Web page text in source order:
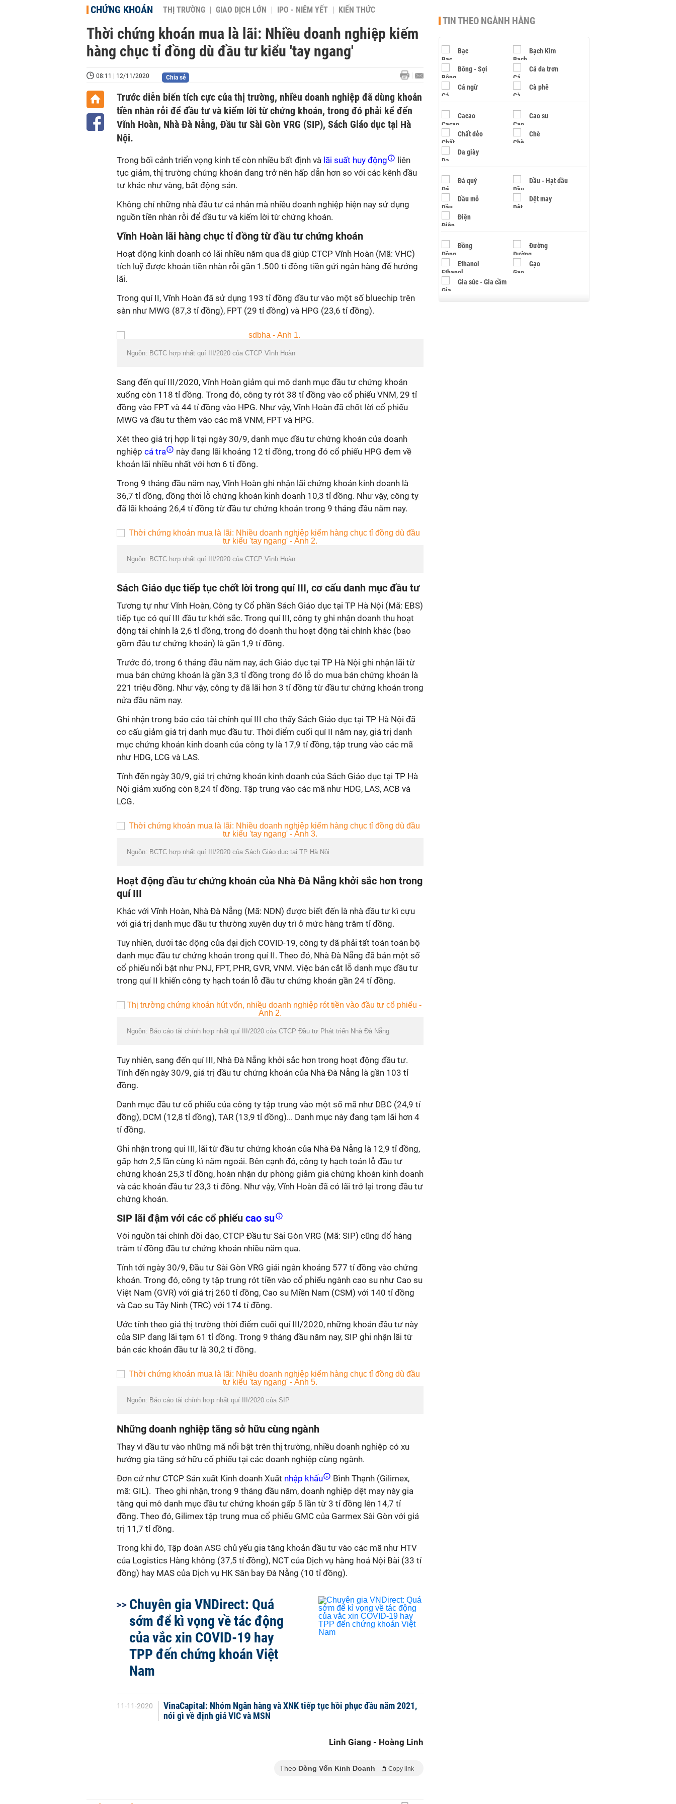
CHỨNG KHOÁN THỊ TRƯỜNG GIAO DỊCH LỚN IPO - NIÊM YẾT KIẾN THỨC
Thời chứng khoán mua là lãi: Nhiều doanh nghiệp kiếm
hàng chục tỉ đồng dù đầu tư kiểu 'tay ngang'
08:11 | 12/11/2020 Chia sẻ
Trước diễn biến tích cực của thị trường, nhiều doanh nghiệp đã dùng khoản
tiền nhàn rỗi để đầu tư và kiếm lời từ chứng khoán, trong đó phải kể đến
Vĩnh Hoàn, Nhà Đà Nẵng, Đầu tư Sài Gòn VRG (SIP), Sách Giáo dục tại Hà
Nội.
Trong bối cảnh triển vọng kinh tế còn nhiều bất định và lãi suất huy động
liên
tục giảm, thị trường chứng khoán đang trở nên hấp dẫn hơn so với các kênh đầu
tư khác như vàng, bất động sản.
Không chỉ những nhà đầu tư cá nhân mà nhiều doanh nghiệp hiện nay sử dụng
nguồn tiền nhàn rỗi để đầu tư và kiếm lời từ chứng khoán.
Vĩnh Hoàn lãi hàng chục tỉ đồng từ đầu tư chứng khoán
Hoạt động kinh doanh có lãi nhiều năm qua đã giúp CTCP Vĩnh Hoàn (Mã: VHC)
tích luỹ được khoản tiền nhàn rỗi gần 1.500 tỉ đồng tiền gửi ngân hàng để hưởng
lãi.
Trong quí II, Vĩnh Hoàn đã sử dụng 193 tỉ đồng đầu tư vào một số bluechip trên
sàn như MWG (87,3 tỉ đồng), FPT (29 tỉ đồng) và HPG (23,6 tỉ đồng).
Nguồn: BCTC hợp nhất quí III/2020 của CTCP Vĩnh Hoàn
Sang đến quí III/2020, Vĩnh Hoàn giảm qui mô danh mục đầu tư chứng khoán
xuống còn 118 tỉ đồng. Trong đó, công ty rót 38 tỉ đồng vào cổ phiếu VNM, 29 tỉ
đồng vào FPT và 44 tỉ đồng vào HPG. Như vậy, Vĩnh Hoàn đã chốt lời cổ phiếu
MWG và đầu tư thêm vào các mã VNM, FPT và HPG.
Xét theo giá trị hợp lí tại ngày 30/9, danh mục đầu tư chứng khoán của doanh
nghiệp cá tra
này đang lãi khoảng 12 tỉ đồng, trong đó cổ phiếu HPG đem về
khoản lãi nhiều nhất với hơn 6 tỉ đồng.
Trong 9 tháng đầu năm nay, Vĩnh Hoàn ghi nhận lãi chứng khoán kinh doanh là
36,7 tỉ đồng, đồng thời lỗ chứng khoán kinh doanh 10,3 tỉ đồng. Như vậy, công ty
đã lãi khoảng 26,4 tỉ đồng từ đầu tư chứng khoán trong 9 tháng đầu năm nay.
Nguồn: BCTC hợp nhất quí III/2020 của CTCP Vĩnh Hoàn
Sách Giáo dục tiếp tục chốt lời trong quí III, cơ cấu danh mục đầu tư
Tương tự như Vĩnh Hoàn, Công ty Cổ phần Sách Giáo dục tại TP Hà Nội (Mã: EBS)
tiếp tục có quí III đầu tư khởi sắc. Trong quí III, công ty ghi nhận doanh thu hoạt
động tài chính là 2,6 tỉ đồng, trong đó doanh thu hoạt động tài chính khác (bao
gồm đầu tư chứng khoán) là gần 1,9 tỉ đồng.
Trước đó, trong 6 tháng đầu năm nay, ách Giáo dục tại TP Hà Nội ghi nhận lãi từ
mua bán chứng khoán là gần 3,3 tỉ đồng trong đó lỗ do mua bán chứng khoán là
221 triệu đồng. Như vậy, công ty đã lãi hơn 3 tỉ đồng từ đầu tư chứng khoán trong
nửa đầu năm nay.
Ghi nhận trong báo cáo tài chính quí III cho thấy Sách Giáo dục tại TP Hà Nội đã
cơ cấu giảm giá trị danh mục đầu tư. Thời điểm cuối quí II năm nay, giá trị danh
mục chứng khoán kinh doanh của công ty là 17,9 tỉ đồng, tập trung vào các mã
như HDG, LCG và LAS.
Tính đến ngày 30/9, giá trị chứng khoán kinh doanh của Sách Giáo dục tại TP Hà
Nội giảm xuống còn 8,24 tỉ đồng. Tập trung vào các mã như HDG, LAS, ACB và
LCG.
Nguồn: BCTC hợp nhất quí III/2020 của Sách Giáo dục tại TP Hà Nội
Hoạt động đầu tư chứng khoán của Nhà Đà Nẵng khởi sắc hơn trong
quí III
Khác với Vĩnh Hoàn, Nhà Đà Nẵng (Mã: NDN) được biết đến là nhà đầu tư kì cựu
với giá trị danh mục đầu tư thường xuyên duy trì ở mức hàng trăm tỉ đồng.
Tuy nhiên, dưới tác động của đại dịch COVID-19, công ty đã phải tất toán toàn bộ
danh mục đầu tư chứng khoán trong quí II. Theo đó, Nhà Đà Nẵng đã bán một số
cổ phiếu nổi bật như PNJ, FPT, PHR, GVR, VNM. Việc bán cắt lỗ danh mục đầu tư
trong quí II khiến công ty hạch toán lỗ đầu tư chứng khoán gần 24 tỉ đồng.
Nguồn: Báo cáo tài chính hợp nhất quí III/2020 của CTCP Đầu tư Phát triển Nhà Đà Nẵng
Tuy nhiên, sang đến quí III, Nhà Đà Nẵng khởi sắc hơn trong hoạt động đầu tư.
Tính đến ngày 30/9, giá trị đầu tư chứng khoán của Nhà Đà Nẵng là gần 103 tỉ
đồng.
Danh mục đầu tư cổ phiếu của công ty tập trung vào một số mã như DBC (24,9 tỉ
đồng), DCM (12,8 tỉ đồng), TAR (13,9 tỉ đồng)... Danh mục này đang tạm lãi hơn 4
tỉ đồng.
Ghi nhận trong qui III, lãi từ đầu tư chứng khoán của Nhà Đà Nẵng là 12,9 tỉ đồng,
gấp hơn 2,5 lần cùng kì năm ngoái. Bên cạnh đó, công ty hạch toán lỗ đầu tư
chứng khoán 25,3 tỉ đồng, hoàn nhận dự phòng giảm giá chứng khoán kinh doanh
và các khoản đầu tư 23,3 tỉ đồng. Như vậy, Vĩnh Hoàn đã có lãi trở lại trong đầu tư
chứng khoán.
SIP lãi đậm với các cổ phiếu cao su
Với nguồn tài chính dồi dào, CTCP Đầu tư Sài Gòn VRG (Mã: SIP) cũng đổ hàng
trăm tỉ đồng đầu tư chứng khoán nhiều năm qua.
Tính tới ngày 30/9, Đầu tư Sài Gòn VRG giải ngân khoảng 577 tỉ đồng vào chứng
khoán. Trong đó, công ty tập trung rót tiền vào cổ phiếu ngành cao su như Cao su
Việt Nam (GVR) với giá trị 260 tỉ đồng, Cao su Miền Nam (CSM) với 140 tỉ đồng
và Cao su Tây Ninh (TRC) với 174 tỉ đồng.
Ước tính theo giá thị trường thời điểm cuối quí III/2020, những khoản đầu tư này
của SIP đang lãi tạm 61 tỉ đồng. Trong 9 tháng đầu năm nay, SIP ghi nhận lãi từ
bán các khoản đầu tư là 30,2 tỉ đồng.
Nguồn: Báo cáo tài chính hợp nhất quí III/2020 của SIP
Những doanh nghiệp tăng sở hữu cùng ngành
Thay vì đầu tư vào những mã nổi bật trên thị trường, nhiều doanh nghiệp có xu
hướng gia tăng sở hữu cổ phiếu tại các doanh nghiệp cùng ngành.
Đơn cử như CTCP Sản xuất Kinh doanh Xuất nhập khẩu
Bình Thạnh (Gilimex,
mã: GIL). Theo ghi nhận, trong 9 tháng đầu năm, doanh nghiệp dệt may này gia
tăng qui mô danh mục đầu tư chứng khoán gấp 5 lần từ 3 tỉ đồng lên 14,7 tỉ
đồng. Theo đó, Gilimex tập trung mua cổ phiếu GMC của Garmex Sài Gòn với giá
trị 11,7 tỉ đồng.
Trong khi đó, Tập đoàn ASG chủ yếu gia tăng khoản đầu tư vào các mã như HTV
của Logistics Hàng không (37,5 tỉ đồng), NCT của Dịch vụ hàng hoá Nội Bài (33 tỉ
đồng) hay MAS của Dịch vụ HK Sân bay Đà Nẵng (10 tỉ đồng).
Chuyên gia VNDirect: Quá
sớm để kì vọng về tác động
của vắc xin COVID-19 hay
TPP đến chứng khoán Việt
Nam
11-11-2020
VinaCapital: Nhóm Ngân hàng và XNK tiếp tục hồi phục đầu năm 2021,
nói gì về định giá VIC và MSN
Linh Giang - Hoàng Linh
Theo Dòng Vốn Kinh Doanh Copy link
TIN THEO NGÀNH HÀNG
Bạc Bạch Kim
Bông - Sợi Cá da trơn
Cá ngừ Cà phê
Cacao Cao su
Chất dẻo Chè
Da giày
Đá quý Dầu - Hạt dầu
Dầu mỏ Dệt may
Điện
Đồng Đường
Ethanol Gạo
Gia súc - Gia cầm